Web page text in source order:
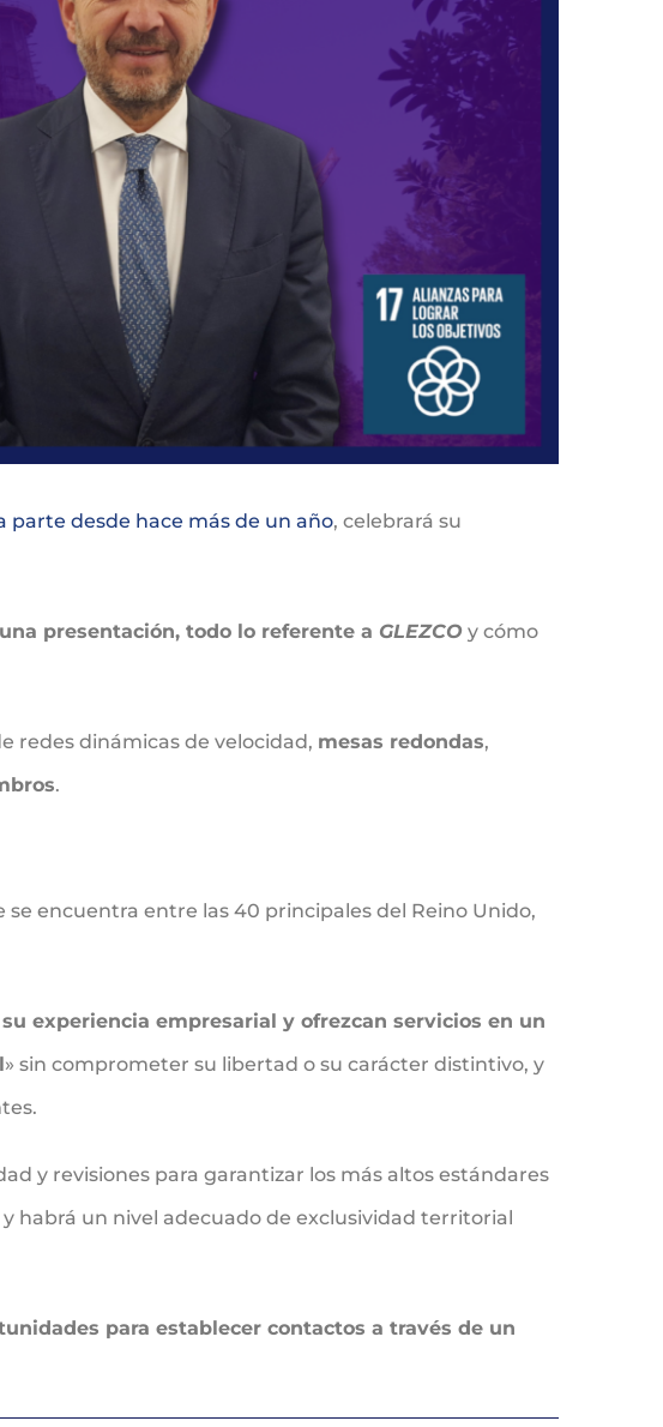
parte desde hace más de un año, celebrará su
presentación, todo lo referente a GLEZCO y cómo
redes dinámicas de velocidad, mesas redondas,
.
encuentra entre las 40 principales del Reino Unido,
experiencia empresarial y ofrezcan servicios en un
» sin comprometer su libertad o su carácter distintivo, y
y revisiones para garantizar los más altos estándares
habrá un nivel adecuado de exclusividad territorial
para establecer contactos a través de un